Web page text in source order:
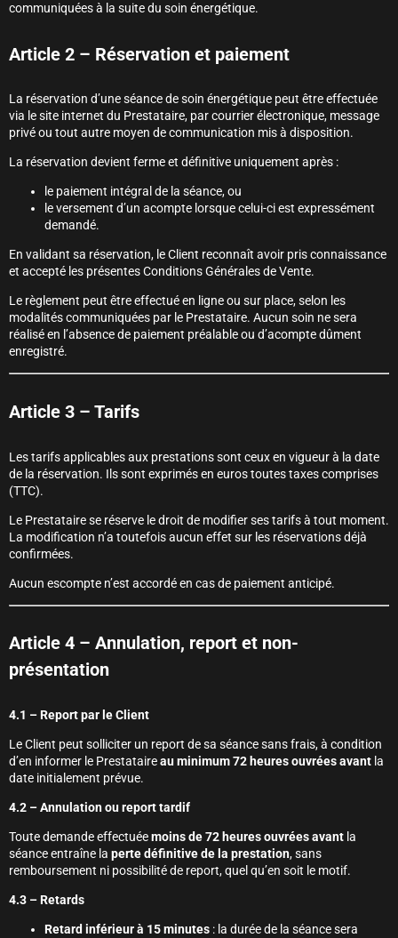
communiquées à la suite du soin énergétique.
Article 2 – Réservation et paiement
La réservation d’une séance de soin énergétique peut être effectuée
via le site internet du Prestataire, par courrier électronique, message
privé ou tout autre moyen de communication mis à disposition.
La réservation devient ferme et définitive uniquement après :
le paiement intégral de la séance, ou
le versement d’un acompte lorsque celui-ci est expressément
demandé.
En validant sa réservation, le Client reconnaît avoir pris connaissance
et accepté les présentes Conditions Générales de Vente.
Le règlement peut être effectué en ligne ou sur place, selon les
modalités communiquées par le Prestataire. Aucun soin ne sera
réalisé en l’absence de paiement préalable ou d’acompte dûment
enregistré.
Article 3 – Tarifs
Les tarifs applicables aux prestations sont ceux en vigueur à la date
de la réservation. Ils sont exprimés en euros toutes taxes comprises
(TTC).
Le Prestataire se réserve le droit de modifier ses tarifs à tout moment.
La modification n’a toutefois aucun effet sur les réservations déjà
confirmées.
Aucun escompte n’est accordé en cas de paiement anticipé.
Article 4 – Annulation, report et non-
présentation
4.1 – Report par le Client
Le Client peut solliciter un report de sa séance sans frais, à condition
d’en informer le Prestataireau minimum 72 heures ouvrées avant la
date initialement prévue.
4.2 – Annulation ou report tardif
Toute demande effectuéemoins de 72 heures ouvrées avant la
séance entraîne la perte définitive de la prestation, sans
remboursement ni possibilité de report, quel qu’en soit le motif.
4.3 – Retards
Retard inférieur à 15 minutes : la durée de la séance sera